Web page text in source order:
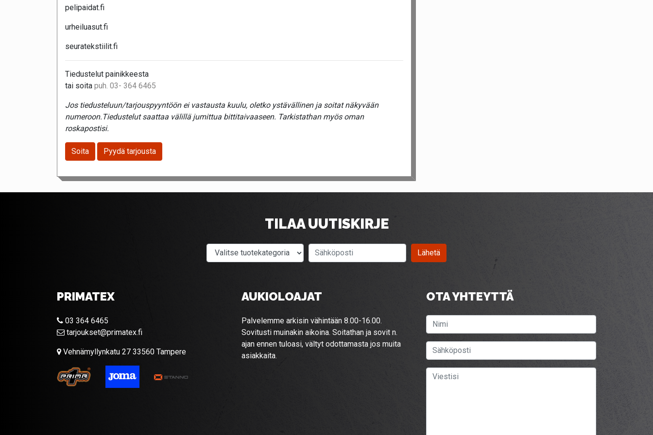
pelipaidat.fi
urheiluasut.fi
seuratekstiilit.fi
Tiedustelut painikkeesta
tai soita puh. 03- 364 6465
Jos tiedusteluun/tarjouspyyntöön ei vastausta kuulu, oletko ystävällinen ja soitat näkyvään
numeroon.Tiedustelut saattaa välillä jumittua bittitaivaaseen. Tarkistathan myös oman
roskapostisi.
Soita Pyydä tarjousta
TILAA UUTISKIRJE
Valitse tuotekategoria Lähetä
PRIMATEX
03 364 6465
tarjoukset@primatex.fi
Vehnämyllynkatu 27 33560 Tampere
AUKIOLOAJAT
Palvelemme arkisin vähintään 8.00-16.00.
Sovitusti muinakin aikoina. Soitathan ja sovit n.
ajan ennen tuloasi, vältyt odottamasta jos muita
asiakkaita.
OTA YHTEYTTÄ